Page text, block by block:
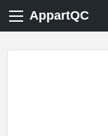
AppartQC